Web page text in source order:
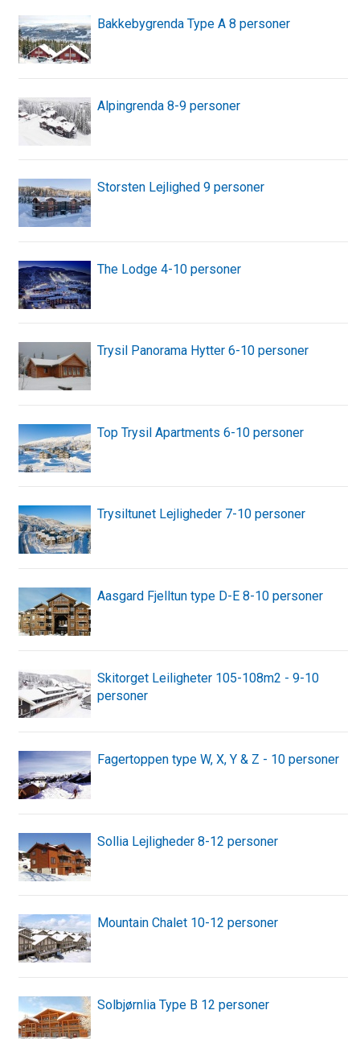
Bakkebygrenda Type A 8 personer
Alpingrenda 8-9 personer
Storsten Lejlighed 9 personer
The Lodge 4-10 personer
Trysil Panorama Hytter 6-10 personer
Top Trysil Apartments 6-10 personer
Trysiltunet Lejligheder 7-10 personer
Aasgard Fjelltun type D-E 8-10 personer
Skitorget Leiligheter 105-108m2 - 9-10
personer
Fagertoppen type W, X, Y & Z - 10 personer
Sollia Lejligheder 8-12 personer
Mountain Chalet 10-12 personer
Solbjørnlia Type B 12 personer